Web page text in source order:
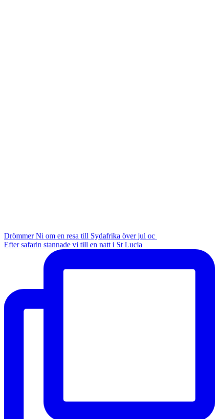
Drömmer Ni om en resa till Sydafrika över jul oc
Efter safarin stannade vi till en natt i St Lucia